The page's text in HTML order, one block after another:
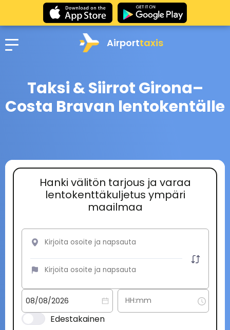
Airporttaxis
Taksi & Siirrot Girona–
Costa Bravan lentokentälle
Hanki välitön tarjous ja varaa
lentokenttäkuljetus ympäri
maailmaa
Edestakainen